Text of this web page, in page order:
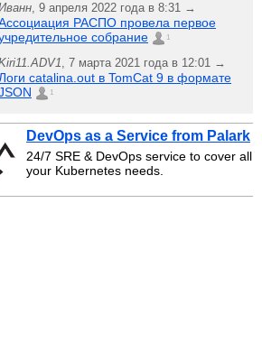
, 9 апреля 2022 года в 8:31 →
РАСПО провела первое
собрание
1
, 7 марта 2021 года в 12:01 →
catalina.out в TomCat 9 в формате
1
DevOps as a Service from Palark
24/7 SRE & DevOps service to cover all
your Kubernetes needs.